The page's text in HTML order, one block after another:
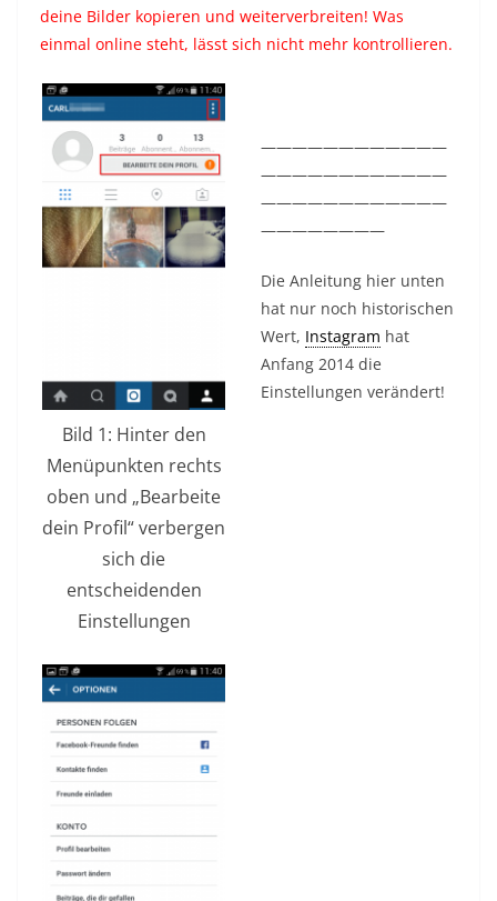
deine Bilder kopieren und weiterverbreiten! Was
einmal online steht, lässt sich nicht mehr kontrollieren.
Bild 1: Hinter den
Menüpunkten rechts
oben und „Bearbeite
dein Profil“ verbergen
sich die
entscheidenden
Einstellungen
————————————
————————————
————————————
————————
Die Anleitung hier unten
hat nur noch historischen
Wert, Instagram hat
Anfang 2014 die
Einstellungen verändert!